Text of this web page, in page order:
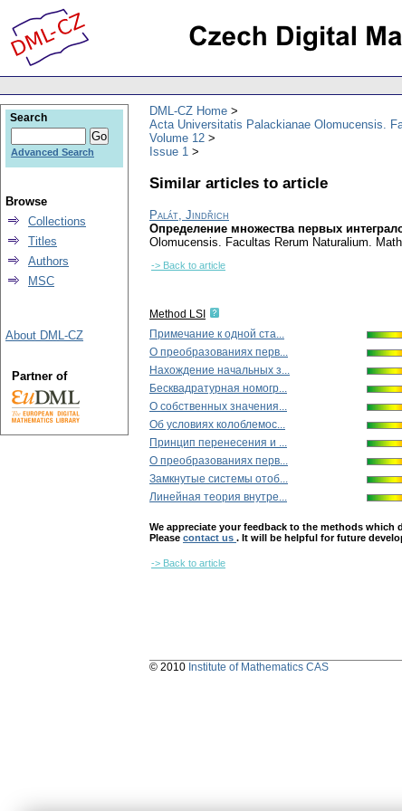
DML-CZ Home
Acta Universitatis Palackianae Olomucensis.
Volume 12
Issue 1
Similar articles to article
Palát, Jindřich
Определение множества первых
Olomucensis. Facultas Rerum Naturalium.
-> Back to article
Method LSI
Примечание к одной ста...
О преобразованиях перв...
Нахождение начальных з...
Бесквадратурная номогр...
О собственных значения...
Об условиях колоблемос...
Принцип перенесения и ...
О преобразованиях перв...
Замкнутые системы отоб...
Линейная теория внутре...
We appreciate your feedback to the methods
Please contact us . It will be helpful for future
-> Back to article
Search
Advanced Search
Browse
Collections
Titles
Authors
MSC
About DML-CZ
Partner of
© 2010 Institute of Mathematics CAS